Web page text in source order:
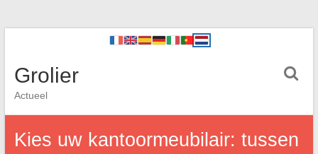
Grolier
Actueel
Kies uw kantoormeubilair: tussen